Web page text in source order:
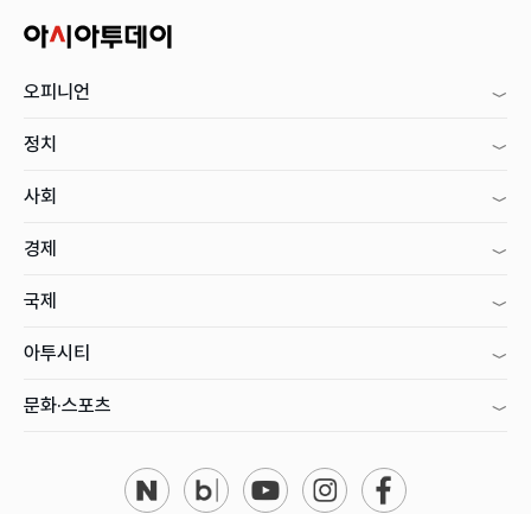
오피니언
정치
사회
경제
국제
아투시티
문화·스포츠